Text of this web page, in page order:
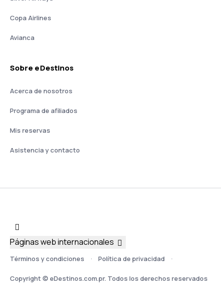
Copa Airlines
Avianca
Sobre eDestinos
Acerca de nosotros
Programa de afiliados
Mis reservas
Asistencia y contacto
Términos y condiciones Política de privacidad
Copyright © eDestinos.com.pr. Todos los derechos reservados
Páginas web internacionales